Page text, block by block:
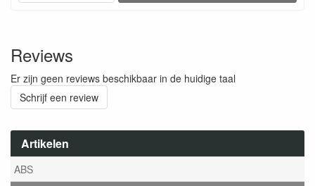
Artikelen
ABS
Reviews
Er zijn geen reviews beschikbaar in de huidige taal
Schrijf een review